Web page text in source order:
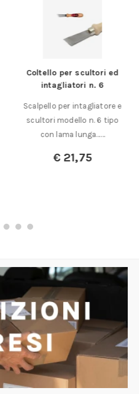
Coltello per scultori ed
intagliatori n. 6
Scalpello per intagliatore e
scultori modello n. 6 tipo
con lama lunga……
€21,75